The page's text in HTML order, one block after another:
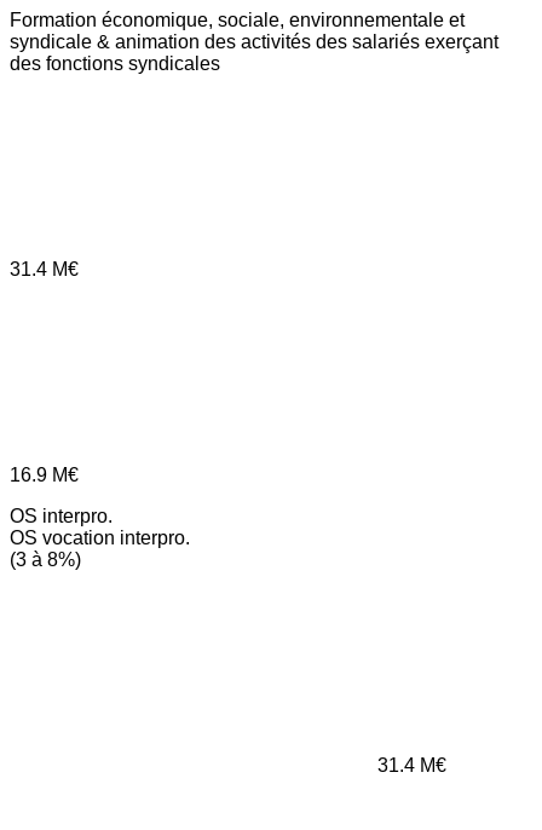
Formation économique, sociale, environnementale et
syndicale & animation des activités des salariés exerçant
des fonctions syndicales
31.4 M€
16.9 M€
OS interpro.
OS vocation interpro.
(3 à 8%)
31.4 M€